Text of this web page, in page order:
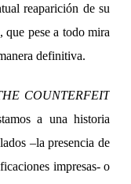
reaparición de su
que pese a todo mira
definitiva.
COUNTERFEIT
a una historia
–la presencia de
impresas- o